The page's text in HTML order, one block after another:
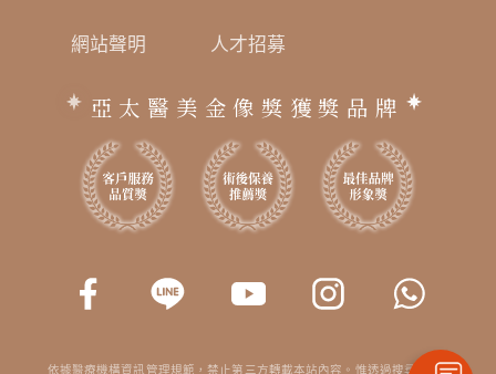
網站聲明 人才招募
亞太醫美金像獎獲獎品牌
依據醫療機構資訊管理規範，禁止第三方轉載本站內容。惟透過搜尋